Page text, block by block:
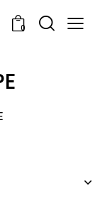
0